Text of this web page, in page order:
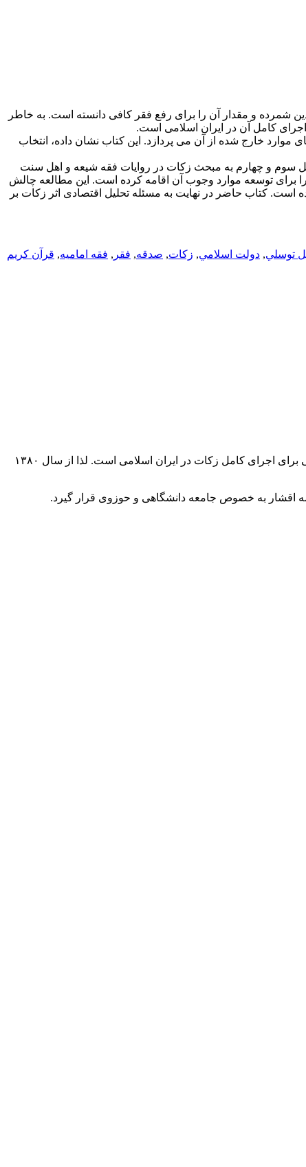
شمرده و مقدار آن را برای رفع فقر کافی دانسته است. به خاطر
کامل آن در ایران اسلامی است.
خارج شده از آن می پردازد. این کتاب نشان داده، انتخاب
سوم و چهارم به مبحث زکات در روایات فقه شیعه و اهل سنت
توسعه موارد وجوب آن اقامه کرده است. این مطالعه چالش
است. کتاب حاضر در نهایت به مسئله تحلیل اقتصادی اثر زکات بر
توسلي, دولت اسلامي, زكات, صدقه, فقر , فقه اماميه, قرآن كريم
به خاطر اهمیت زکات در فرهنگ اسلامی یکی از دغدغه‌های نظام اسلامی و خواست به حق مؤمنین فراهم‌آوری زمینه‌های لازم نظری و عملی برای اجرای کامل زکات در ایران اسلامی است. لذا از سال ۱۳۸۰
اقشار به خصوص جامعه دانشگاهی و حوزوی قرار گیرد.